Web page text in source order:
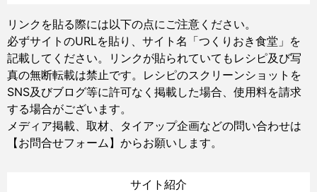
リンクを貼る際には以下の点にご注意ください。
必ずサイトのURLを貼り、サイト名「つくりおき食堂」を
記載してください。リンクが貼られていてもレシピ及び写
真の無断転載は禁止です。レシピのスクリーンショットを
SNS及びブログ等に許可なく掲載した場合、使用料を請求
する場合がございます。
メディア掲載、取材、タイアップ企画などの問い合わせは
【お問合せフォーム】 からお願いします。
サイト紹介